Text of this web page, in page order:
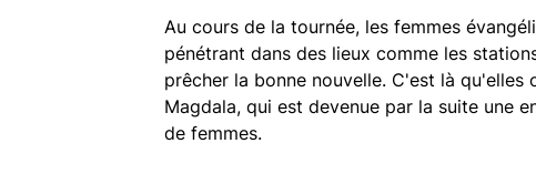
Au cours de la tournée, les femmes
pénétrant dans des lieux comme les
prêcher la bonne nouvelle. C'est là
Magdala, qui est devenue par la suite une
de femmes.